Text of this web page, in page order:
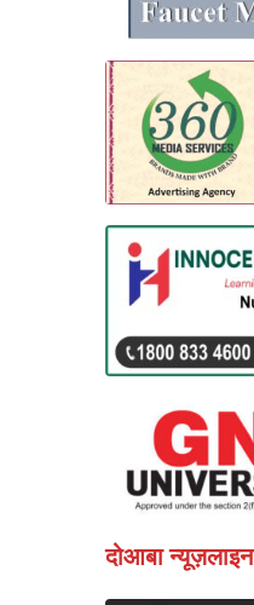
दोआबा न्यूज़लाइन